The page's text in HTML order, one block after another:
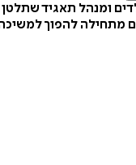
ומנהל תאגיד שתלטן
מתחילה להפוך